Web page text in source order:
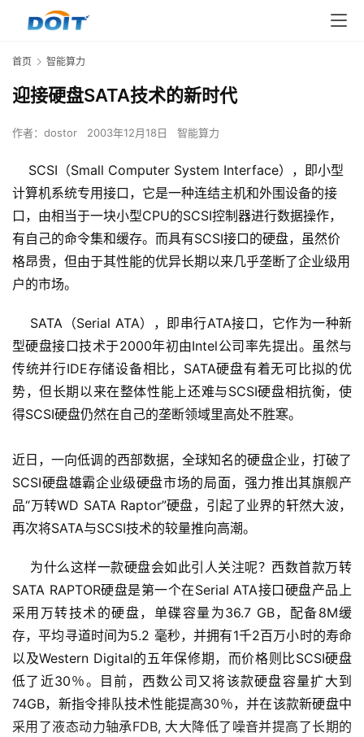
首页 智能算力
迎接硬盘SATA技术的新时代
作者： dostor 2003年12月18日 智能算力
SCSI（Small Computer System Interface），即小型
计算机系统专用接口，它是一种连结主机和外围设备的接
口，由相当于一块小型CPU的SCSI控制器进行数据操作，
有自己的命令集和缓存。而具有SCSI接口的硬盘，虽然价
格昂贵，但由于其性能的优异长期以来几乎垄断了企业级用
户的市场。
SATA（Serial ATA），即串行ATA接口，它作为一种新
型硬盘接口技术于2000年初由Intel公司率先提出。虽然与
传统并行IDE存储设备相比，SATA硬盘有着无可比拟的优
势，但长期以来在整体性能上还难与SCSI硬盘相抗衡，使
得SCSI硬盘仍然在自己的垄断领域里高处不胜寒。
近日，一向低调的西部数据，全球知名的硬盘企业，打破了
SCSI硬盘雄霸企业级硬盘市场的局面，强力推出其旗舰产
品“万转WD SATA Raptor”硬盘，引起了业界的轩然大波，
再次将SATA与SCSI技术的较量推向高潮。
为什么这样一款硬盘会如此引人关注呢？西数首款万转
SATA RAPTOR硬盘是第一个在Serial ATA接口硬盘产品上
采用万转技术的硬盘，单碟容量为36.7 GB，配备8M缓
存，平均寻道时间为5.2 毫秒，并拥有1千2百万小时的寿命
以及Western Digital的五年保修期，而价格则比SCSI硬盘
低了近30％。目前，西数公司又将该款硬盘容量扩大到
74GB，新指令排队技术性能提高30％，并在该款新硬盘中
采用了液态动力轴承FDB, 大大降低了噪音并提高了长期的